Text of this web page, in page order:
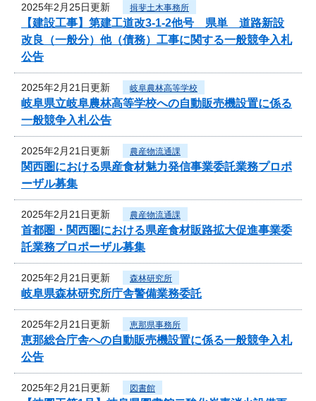
2025年2月25日更新 揖斐土木事務所
【建設工事】第建工道改3-1-2他号 県単 道路新設
改良（一般分）他（債務）工事に関する一般競争入札
公告
2025年2月21日更新 岐阜農林高等学校
岐阜県立岐阜農林高等学校への自動販売機設置に係る
一般競争入札公告
2025年2月21日更新 農産物流通課
関西圏における県産食材魅力発信事業委託業務プロポ
ーザル募集
2025年2月21日更新 農産物流通課
首都圏・関西圏における県産食材販路拡大促進事業委
託業務プロポーザル募集
2025年2月21日更新 森林研究所
岐阜県森林研究所庁舎警備業務委託
2025年2月21日更新 恵那県事務所
恵那総合庁舎への自動販売機設置に係る一般競争入札
公告
2025年2月21日更新 図書館